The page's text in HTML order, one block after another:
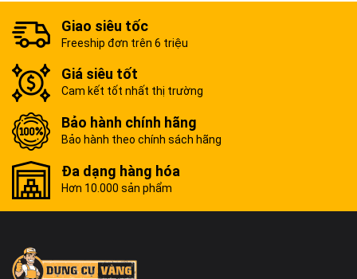
Giao siêu tốc
Freeship đơn trên 6 triệu
Giá siêu tốt
Cam kết tốt nhất thị trường
Bảo hành chính hãng
Bảo hành theo chính sách hãng
Đa dạng hàng hóa
Hơn 10.000 sản phẩm